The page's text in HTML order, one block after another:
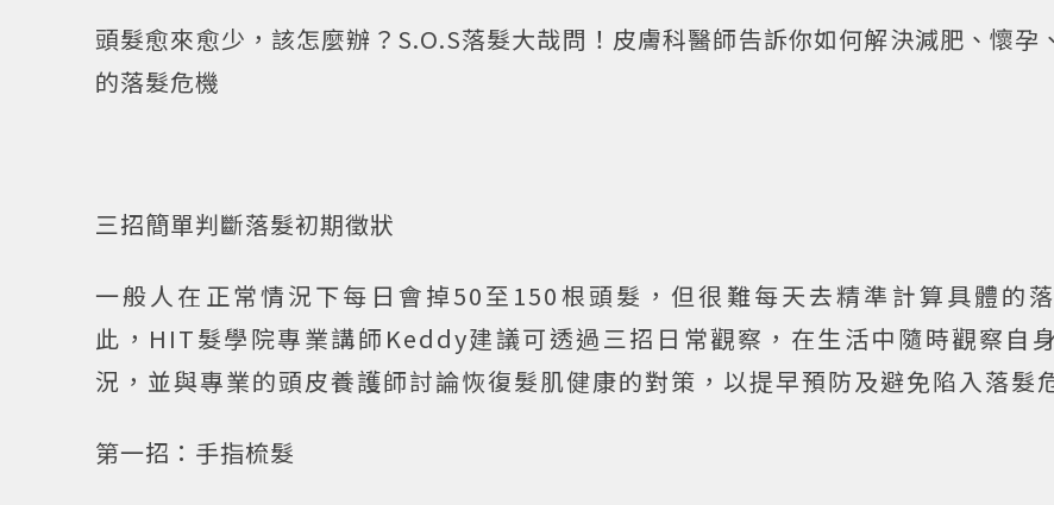
頭髮愈來愈少，該怎麼辦？S.O.S落髮大哉問！皮膚科醫師告訴你如何解決減肥、懷孕
的落髮危機
三招簡單判斷落髮初期徵狀
一般人在正常情況下每日會掉50至150根頭髮，但很難每天去精準計算具體的
此，HIT髮學院專業講師Keddy建議可透過三招日常觀察，在生活中隨時觀察自
況，並與專業的頭皮養護師討論恢復髮肌健康的對策，以提早預防及避免陷入落髮
第一招：手指梳髮